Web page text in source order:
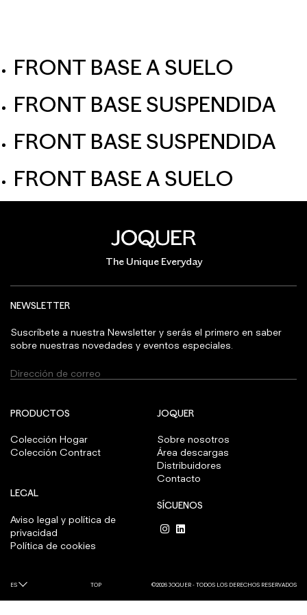
FRONT BASE A SUELO
FRONT BASE SUSPENDIDA
FRONT BASE SUSPENDIDA
FRONT BASE A SUELO
The Unique Everyday
NEWSLETTER
Suscríbete a nuestra Newsletter y serás el primero en saber
sobre nuestras novedades y eventos especiales.
JOQUER
Sobre nosotros
Área descargas
Distribuidores
Contacto
SÍGUENOS
PRODUCTOS
Colección Hogar
Colección Contract
LEGAL
Aviso legal y política de
privacidad
Política de cookies
ES TOP ©2026 JOQUER - TODOS LOS DERECHOS RESERVADOS